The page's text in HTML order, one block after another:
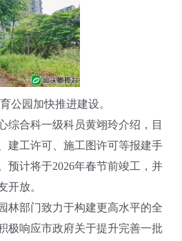
公园加快推进建设。
合科一级科员黄翊玲介绍，目
建工许可、施工图许可等报建手
预计将于2026年春节前竣工，并
开放。
部门致力于构建更高水平的全
极响应市政府关于提升完善一批